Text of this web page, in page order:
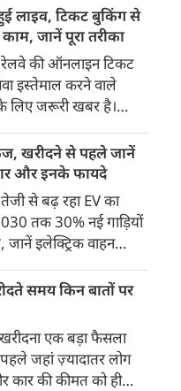
से लेकर कृत्रिम
जलवायु परिवर्तन से लेकर
हर विषय पर बहस कर
तो उस जीव पर भी एक
बनती है जिसने किसी भी
पहले इंसान का साथ चुना
यह है कि आज कुत्तों के
राय पशु-चिकित्सकों,
या विशेषज्ञों से
यूनिवर्सिटी से
है।
लाइव, टिकट बुकिंग से
जानें पूरा तरीका
रेलवे की ऑनलाइन टिकट
इस्तेमाल करने वाले
के लिए जरूरी खबर है।
बीटा वर्जन लॉन्च कर
करीब 24 साल पुराने
बाद वेबसाइट को नए
और कई नए फीचर्स के साथ
गया है।
खरीदने से पहले जानें
और इनके फायदे
से बढ़ रहा EV का
तक 30% नई गाड़ियों
जानें इलेक्ट्रिक वाहन
रुपए का मौका
समय किन बातों पर
एक बड़ा फैसला
पहले जहां ज़्यादातर लोग
की कीमत को ही